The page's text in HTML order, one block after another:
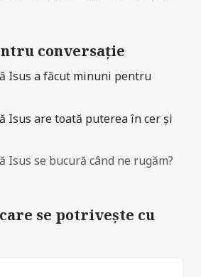
conversație
Isus a făcut minuni pentru
Isus are toată puterea în cer și
Isus se bucură când ne rugăm?
se potrivește cu